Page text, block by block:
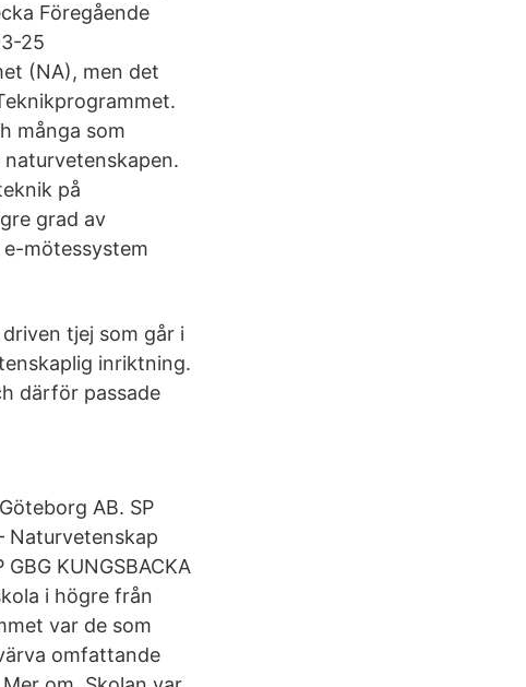
Föregående
25
(NA), men det
många som
på
grad av
mötessystem
tjej som går i
inriktning.
därför passade
AB. SP
Naturvetenskap
KUNGSBACKA
i högre från
var de som
omfattande